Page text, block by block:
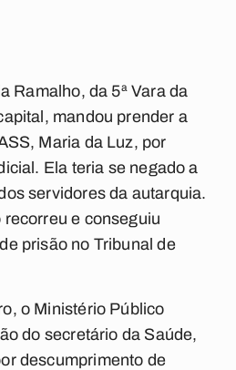
Ramalho, da 5ª Vara da
mandou prender a
Maria da Luz, por
Ela teria se negado a
servidores da autarquia.
e conseguiu
prisão no Tribunal de
o Ministério Público
do secretário da Saúde,
descumprimento de